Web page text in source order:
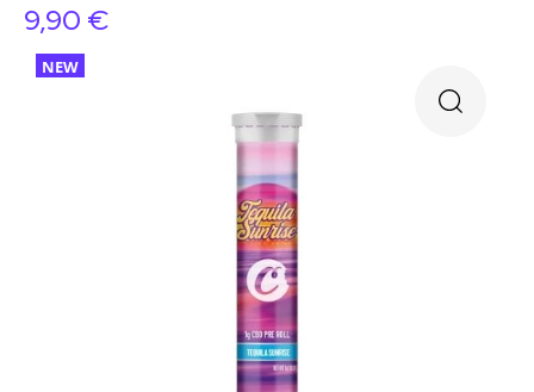
9,90 €
NEW